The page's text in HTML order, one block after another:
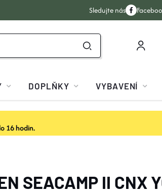
16 hodin.
Sledujte nás
DOPLŇKY VYBAVENÍ
SEACAMP II CNX